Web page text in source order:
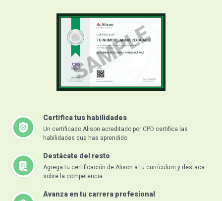
Certifica tus habilidades
Un certificado Alison acreditado por CPD certifica las
habilidades que has aprendido
Destácate del resto
Agrega tu certificación de Alison a tu currículum y destaca
sobre la competencia
Avanza en tu carrera profesional